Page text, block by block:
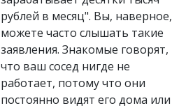
рублей в месяц". Вы, наверное,
можете часто слышать такие
заявления. Знакомые говорят,
что ваш сосед нигде не
работает, потому что они
постоянно видят его дома или